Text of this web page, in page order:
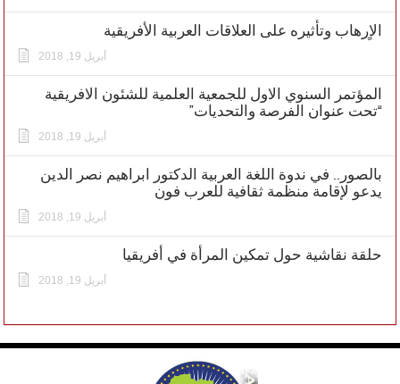
الاٍرهاب وتأثيره على العلاقات العربية الأفريقية
أبريل 19, 2018
المؤتمر السنوي الاول للجمعية العلمية للشئون الافريقية
“تحت عنوان الفرصة والتحديات”
أبريل 19, 2018
بالصور.. في ندوة اللغة العربية الدكتور ابراهيم نصر الدين
يدعو لإقامة منظمة ثقافية للعرب فون
أبريل 19, 2018
حلقة نقاشية حول تمكين المرأة في أفريقيا
أبريل 19, 2018